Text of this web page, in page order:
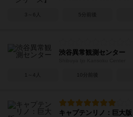
3～6人 5分前後
渋谷異常観測センター
1～4人 10分前後
キャプテンリノ：巨大版